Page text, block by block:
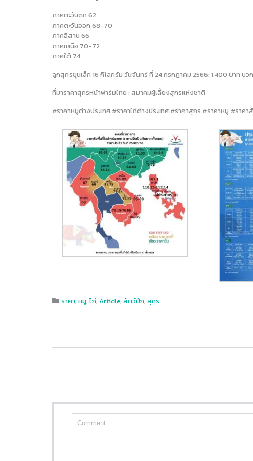
ภาคตะวันตก 62
ภาคตะวันออก 68-70
ภาคอีสาน 66
ภาคเหนือ 70-72
ภาคใต้ 74
ลูกสุกรขุนเล็ก 16 กิโลกรัม วันจันทร์ ที่ 24 กรกฎาคม 2566: 1,400 บาท บว
ที่มาราคาสุกรหน้าฟาร์มไทย : สมาคมผู้เลี้ยงสุกรแห่งชาติ
#ราคาหมูต่างประเทศ #ราคาไก่ต่างประเทศ #ราคาสุกร #ราคาหมู #ราคา
 Category
ราคา, หมู, ไก่, Article, สัตว์ปีก, สุกร